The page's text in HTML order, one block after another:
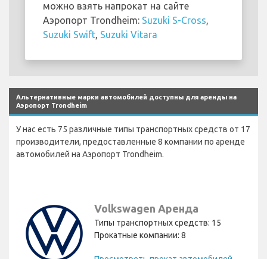
можно взять напрокат на сайте
Аэропорт Trondheim: Suzuki S-Cross,
Suzuki Swift, Suzuki Vitara
Альтернативные марки автомобилей доступны для аренды на
Аэропорт Trondheim
У нас есть 75 различные типы транспортных средств от 17
производители, предоставленные 8 компании по аренде
автомобилей на Аэропорт Trondheim.
Volkswagen Аренда
Типы транспортных средств: 15
Прокатные компании: 8